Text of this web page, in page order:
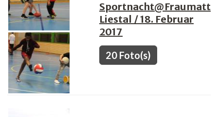
News
Newsletter
Sportnacht@Fraumatt
Liestal / 18. Februar
2017
20 Foto(s)